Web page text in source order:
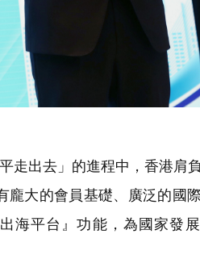
走出去」的進程中，香港肩
大的會員基礎、廣泛的國
海平台』功能，為國家發